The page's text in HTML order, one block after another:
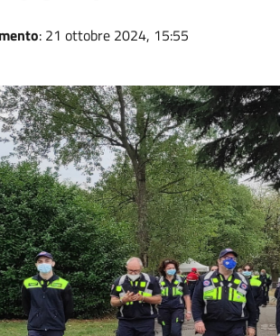
: 21 ottobre 2024, 15:55